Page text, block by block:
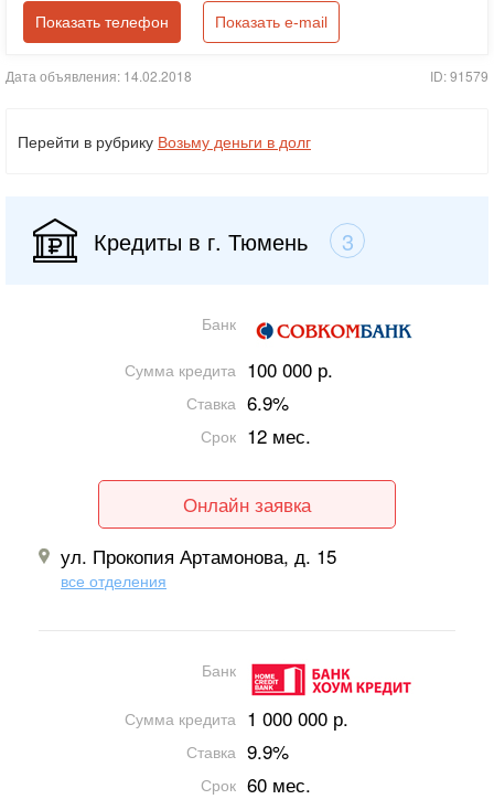
Показать телефон Показать e-mail
Дата объявления: 14.02.2018 ID: 91579
Перейти в рубрику Возьму деньги в долг
Кредиты в г. Тюмень 3
Банк
Сумма кредита 100 000 р.
Ставка 6.9%
Срок 12 мес.
Онлайн заявка
ул. Прокопия Артамонова, д. 15
все отделения
Банк
Сумма кредита 1 000 000 р.
Ставка 9.9%
Срок 60 мес.